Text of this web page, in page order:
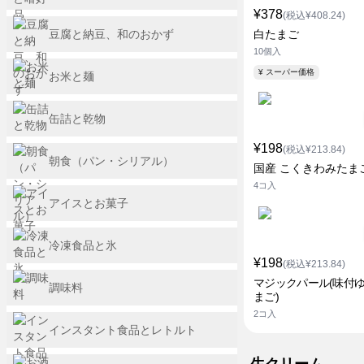
¥378(税込¥408.24)
白たまご
10個入
¥ スーパー価格
¥198(税込¥213.84)
国産 こくきわみたま
4コ入
¥198(税込¥213.84)
マジックパール(味付
まご)
2コ入
豆腐と納豆、和のおかず
お米と麺
缶詰と乾物
朝食（パン・シリアル）
アイスとお菓子
冷凍食品と氷
調味料
インスタント食品とレトルト